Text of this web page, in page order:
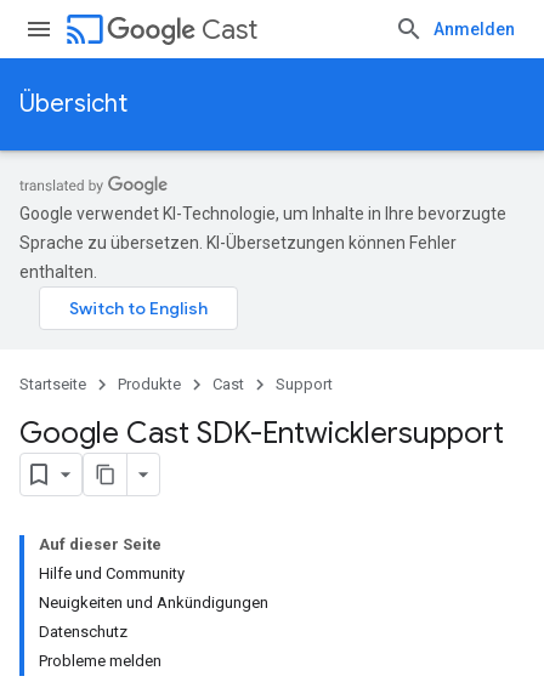
cast Cast Anmelden
Übersicht
Google verwendet KI-Technologie, um Inhalte in Ihre bevorzugte
Sprache zu übersetzen. KI-Übersetzungen können Fehler
enthalten.
Startseite Produkte Cast Support
Google Cast SDK-Entwicklersupport
Auf dieser Seite
Hilfe und Community
Neuigkeiten und Ankündigungen
Datenschutz
Probleme melden